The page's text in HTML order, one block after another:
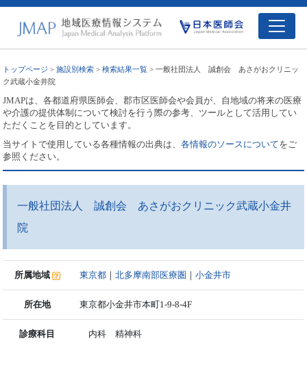
トップページ >施設別検索 >検索結果一覧 > 一般社団法人 誠創会 あさがおクリニッ
ク武蔵小金井院
JMAPは、各都道府県医師会、郡市区医師会や会員が、自地域の将来の医療
や介護の提供体制について検討を行う際の参考、ツールとして活用してい
ただくことを目的としています。
当サイトで使用している各種情報の出典は、各情報のソースについてをご
参照ください。
一般社団法人 誠創会 あさがおクリニック武蔵小金井
院
所属地域 東京都 ｜北多摩南部医療圏 ｜小金井市
所在地 東京都小金井市本町1-9-8-4F
診療科目 内科 精神科